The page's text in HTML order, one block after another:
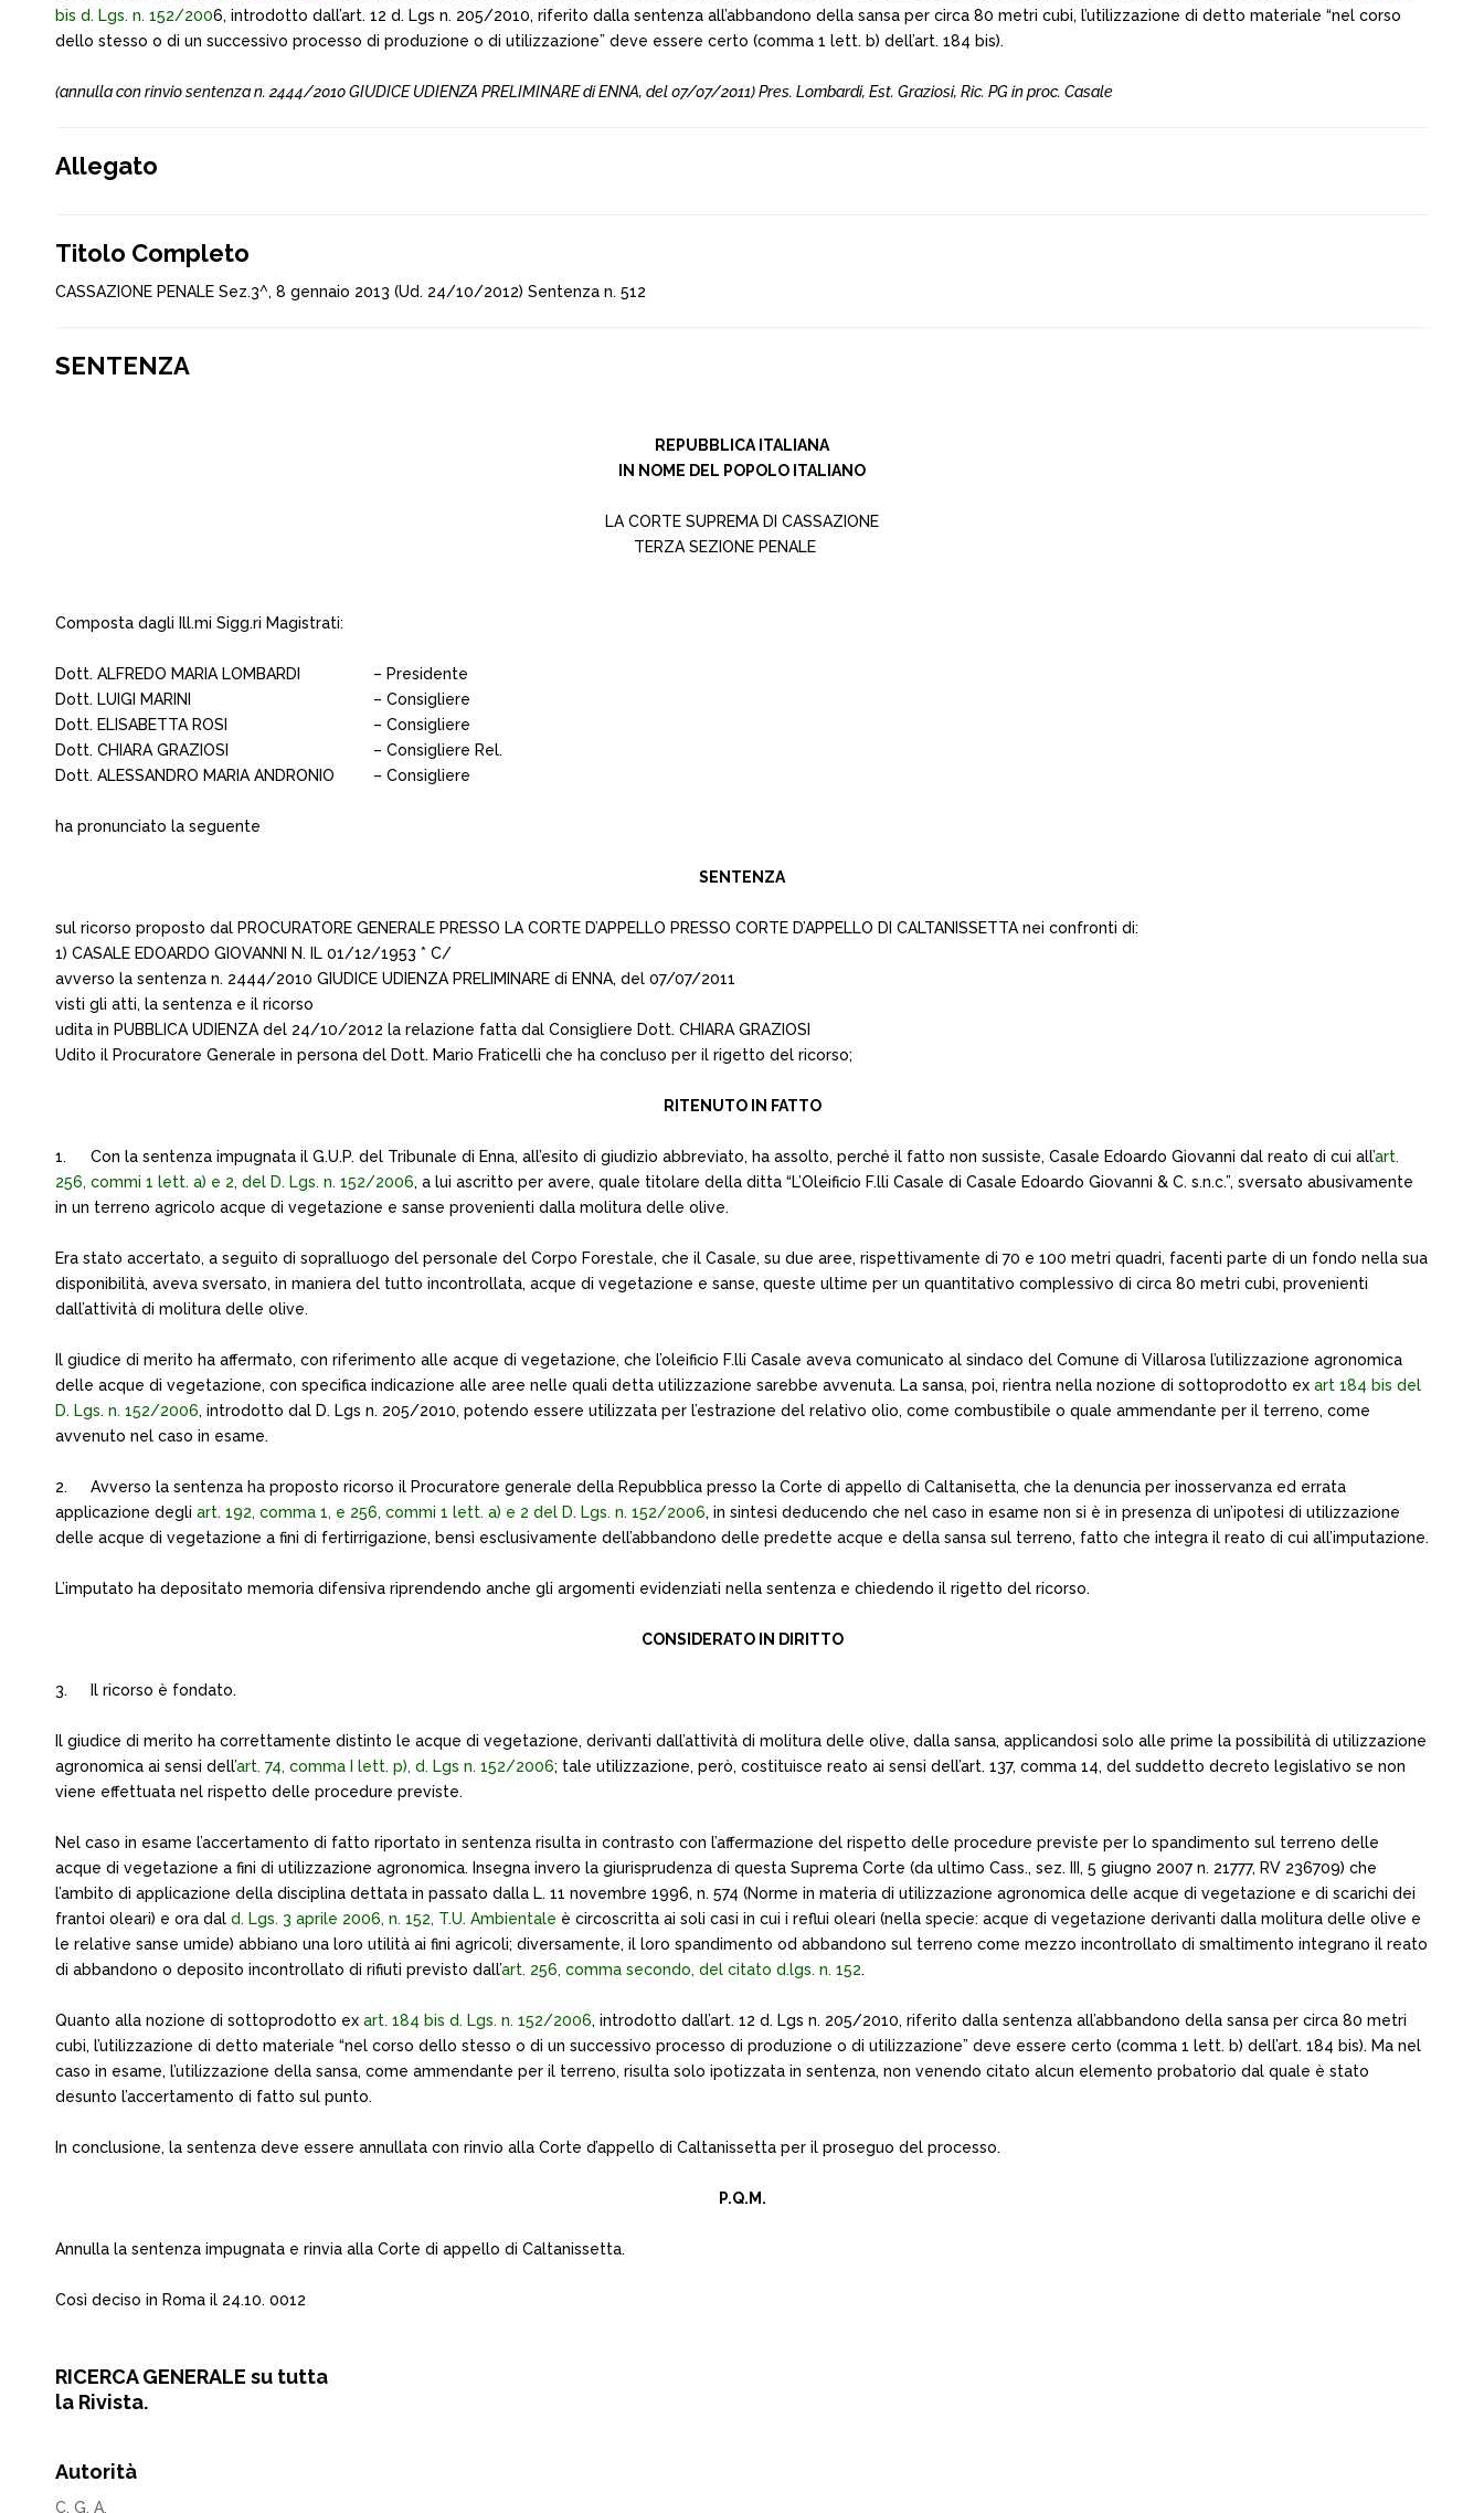
bis d. Lgs. n. 152/2006, introdotto dall’art. 12 d. Lgs n. 205/2010, riferito dalla sentenza all’abbandono della sansa per circa 80 metri cubi, l’utilizzazione di detto materiale “nel corso
dello stesso o di un successivo processo di produzione o di utilizzazione” deve essere certo (comma 1 lett. b) dell’art. 184 bis).
(annulla con rinvio sentenza n. 2444/2010 GIUDICE UDIENZA PRELIMINARE di ENNA, del 07/07/2011) Pres. Lombardi, Est. Graziosi, Ric. PG in proc. Casale
Allegato
Titolo Completo
CASSAZIONE PENALE Sez.3^, 8 gennaio 2013 (Ud. 24/10/2012) Sentenza n. 512
SENTENZA
REPUBBLICA ITALIANA
IN NOME DEL POPOLO ITALIANO
LA CORTE SUPREMA DI CASSAZIONE
TERZA SEZIONE PENALE
Composta dagli Ill.mi Sigg.ri Magistrati:
Dott. ALFREDO MARIA LOMBARDI
– Presidente
Dott. LUIGI MARINI
– Consigliere
Dott. ELISABETTA ROSI
– Consigliere
Dott. CHIARA GRAZIOSI
– Consigliere Rel.
Dott. ALESSANDRO MARIA ANDRONIO
– Consigliere
ha pronunciato la seguente
SENTENZA
sul ricorso proposto dal PROCURATORE GENERALE PRESSO LA CORTE D’APPELLO PRESSO CORTE D’APPELLO DI CALTANISSETTA nei confronti di:
1) CASALE EDOARDO GIOVANNI N. IL 01/12/1953 * C/
avverso la sentenza n. 2444/2010 GIUDICE UDIENZA PRELIMINARE di ENNA, del 07/07/2011
visti gli atti, la sentenza e il ricorso
udita in PUBBLICA UDIENZA del 24/10/2012 la relazione fatta dal Consigliere Dott. CHIARA GRAZIOSI
Udito il Procuratore Generale in persona del Dott. Mario Fraticelli che ha concluso per il rigetto del ricorso;
RITENUTO IN FATTO
1. Con la sentenza impugnata il G.U.P. del Tribunale di Enna, all’esito di giudizio abbreviato, ha assolto, perché il fatto non sussiste, Casale Edoardo Giovanni dal reato di cui all’art.
256, commi 1 lett. a) e 2, del D. Lgs. n. 152/2006, a lui ascritto per avere, quale titolare della ditta “L’Oleificio F.lli Casale di Casale Edoardo Giovanni & C. s.n.c.”, sversato abusivamente
in un terreno agricolo acque di vegetazione e sanse provenienti dalla molitura delle olive.
Era stato accertato, a seguito di sopralluogo del personale del Corpo Forestale, che il Casale, su due aree, rispettivamente di 70 e 100 metri quadri, facenti parte di un fondo nella sua
disponibilità, aveva sversato, in maniera del tutto incontrollata, acque di vegetazione e sanse, queste ultime per un quantitativo complessivo di circa 80 metri cubi, provenienti
dall’attività di molitura delle olive.
Il giudice di merito ha affermato, con riferimento alle acque di vegetazione, che l’oleificio F.lli Casale aveva comunicato al sindaco del Comune di Villarosa l’utilizzazione agronomica
delle acque di vegetazione, con specifica indicazione alle aree nelle quali detta utilizzazione sarebbe avvenuta. La sansa, poi, rientra nella nozione di sottoprodotto ex art 184 bis del
D. Lgs. n. 152/2006, introdotto dal D. Lgs n. 205/2010, potendo essere utilizzata per l’estrazione del relativo olio, come combustibile o quale ammendante per il terreno, come
avvenuto nel caso in esame.
2.
Avverso la sentenza ha proposto ricorso il Procuratore generale della Repubblica presso la Corte di appello di Caltanisetta, che la denuncia per inosservanza ed errata
applicazione degli art. 192, comma 1, e 256, commi 1 lett. a) e 2 del D. Lgs. n. 152/2006, in sintesi deducendo che nel caso in esame non si è in presenza di un’ipotesi di utilizzazione
delle acque di vegetazione a fini di fertirrigazione, bensì esclusivamente dell’abbandono delle predette acque e della sansa sul terreno, fatto che integra il reato di cui all’imputazione.
L’imputato ha depositato memoria difensiva riprendendo anche gli argomenti evidenziati nella sentenza e chiedendo il rigetto del ricorso.
CONSIDERATO IN DIRITTO
3. Il ricorso è fondato.
Il giudice di merito ha correttamente distinto le acque di vegetazione, derivanti dall’attività di molitura delle olive, dalla sansa, applicandosi solo alle prime la possibilità di utilizzazione
agronomica ai sensi dell’art. 74, comma I lett. p), d. Lgs n. 152/2006; tale utilizzazione, però, costituisce reato ai sensi dell’art. 137, comma 14, del suddetto decreto legislativo se non
viene effettuata nel rispetto delle procedure previste.
Nel caso in esame l’accertamento di fatto riportato in sentenza risulta in contrasto con l’affermazione del rispetto delle procedure previste per lo spandimento sul terreno delle
acque di vegetazione a fini di utilizzazione agronomica. Insegna invero la giurisprudenza di questa Suprema Corte (da ultimo Cass., sez. III, 5 giugno 2007 n. 21777, RV 236709) che
l’ambito di applicazione della disciplina dettata in passato dalla L. 11 novembre 1996, n. 574 (Norme in materia di utilizzazione agronomica delle acque di vegetazione e di scarichi dei
frantoi oleari) e ora dal d. Lgs. 3 aprile 2006, n. 152, T.U. Ambientale è circoscritta ai soli casi in cui i reflui oleari (nella specie: acque di vegetazione derivanti dalla molitura delle olive e
le relative sanse umide) abbiano una loro utilità ai fini agricoli; diversamente, il loro spandimento od abbandono sul terreno come mezzo incontrollato di smaltimento integrano il reato
di abbandono o deposito incontrollato di rifiuti previsto dall’art. 256, comma secondo, del citato d.lgs. n. 152.
Quanto alla nozione di sottoprodotto ex art. 184 bis d. Lgs. n. 152/2006, introdotto dall’art. 12 d. Lgs n. 205/2010, riferito dalla sentenza all’abbandono della sansa per circa 80 metri
cubi, l’utilizzazione di detto materiale “nel corso dello stesso o di un successivo processo di produzione o di utilizzazione” deve essere certo (comma 1 lett. b) dell’art. 184 bis). Ma nel
caso in esame, l’utilizzazione della sansa, come ammendante per il terreno, risulta solo ipotizzata in sentenza, non venendo citato alcun elemento probatorio dal quale è stato
desunto l’accertamento di fatto sul punto.
In conclusione, la sentenza deve essere annullata con rinvio alla Corte d’appello di Caltanissetta per il proseguo del processo.
P.Q.M.
Annulla la sentenza impugnata e rinvia alla Corte di appello di Caltanissetta.
Così deciso in Roma il 24.10. 0012
RICERCA GENERALE su tutta
la Rivista.
Autorità
C. G. A.